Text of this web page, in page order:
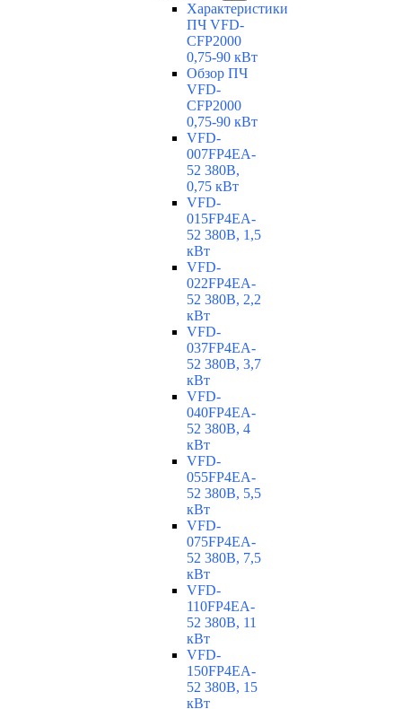
Характеристики
ПЧ VFD-
CFP2000
0,75-90 кВт
Обзор ПЧ
VFD-
CFP2000
0,75-90 кВт
VFD-
007FP4EA-
52 380В,
0,75 кВт
VFD-
015FP4EA-
52 380В, 1,5
кВт
VFD-
022FP4EA-
52 380В, 2,2
кВт
VFD-
037FP4EA-
52 380В, 3,7
кВт
VFD-
040FP4EA-
52 380В, 4
кВт
VFD-
055FP4EA-
52 380В, 5,5
кВт
VFD-
075FP4EA-
52 380В, 7,5
кВт
VFD-
110FP4EA-
52 380В, 11
кВт
VFD-
150FP4EA-
52 380В, 15
кВт